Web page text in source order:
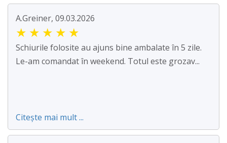
A.Greiner, 09.03.2026
★ ★ ★ ★ ★
Schiurile folosite au ajuns bine ambalate în 5 zile.
Le-am comandat în weekend. Totul este grozav...
Citește mai mult ...